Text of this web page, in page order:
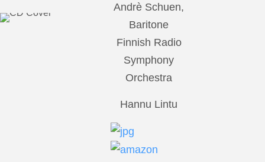
Andrè Schuen,
Baritone
Finnish Radio
Symphony
Orchestra
Hannu Lintu